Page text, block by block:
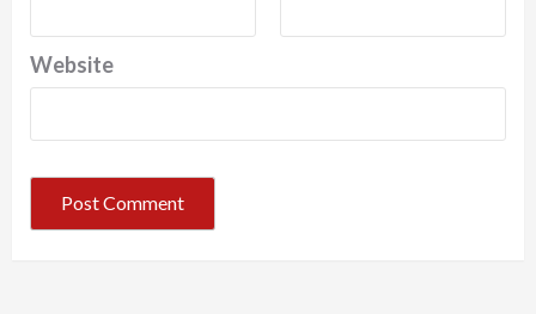
Website